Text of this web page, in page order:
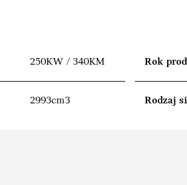
250KW / 340KM
2993cm3
Rok
Rodzaj